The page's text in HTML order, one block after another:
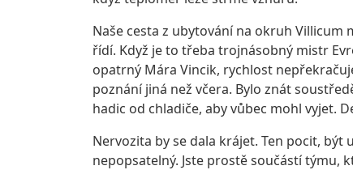
Naše cesta z ubytování na okruh Villicum
řídí. Když je to třeba trojnásobný mistr
opatrný Mára Vincik, rychlost
poznání jiná než včera. Bylo znát
hadic od chladiče, aby vůbec mohl vyjet.
Nervozita by se dala krájet. Ten pocit,
nepopsatelný. Jste prostě součástí týmu,